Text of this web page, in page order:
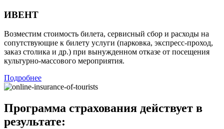
ИВЕНТ
Возместим стоимость билета, сервисный сбор и расходы на
сопутствующие к билету услуги (парковка, экспресс-проход,
заказ столика и др.) при вынужденном отказе от посещения
культурно-массового мероприятия.
Подробнее
Программа страхования действует в
результате: